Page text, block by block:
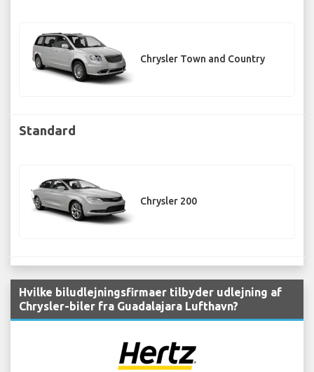
Chrysler Town and Country
Standard
Chrysler 200
Hvilke biludlejningsfirmaer tilbyder udlejning af
Chrysler-biler fra Guadalajara Lufthavn?